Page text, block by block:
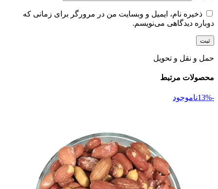
ذخیره نام، ایمیل و وبسایت من در مرورگر برای زمانی که
دوباره دیدگاهی می‌نویسم.
حمل و نقل و تحویل
محصولات مرتبط
-13% ناموجود